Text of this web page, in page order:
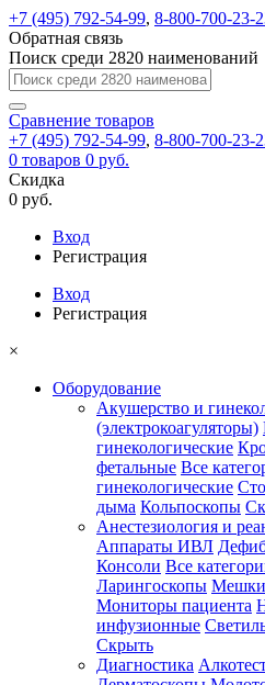
+7 (495) 792-54-99, 8-800-700-23-
Обратная связь
Поиск среди 2820 наименований
Сравнение товаров
+7 (495) 792-54-99, 8-800-700-23-
0 товаров 0 руб.
Скидка
0 руб.
Вход
Регистрация
Вход
Регистрация
×
Оборудование
Акушерство и
(электрокоагуляторы)
гинекологические
фетальные Все
гинекологические
дыма Кольпоскопы
Анестезиология и
Аппараты ИВЛ
Консоли Все
Ларингоскопы Мешки
Мониторы пациента
инфузионные
Скрыть
Диагностика